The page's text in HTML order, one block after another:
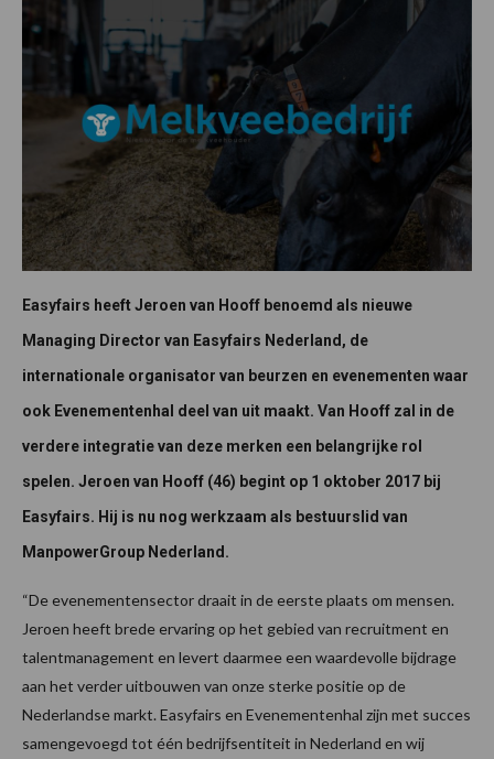
Easyfairs heeft Jeroen van Hooff benoemd als nieuwe
Managing Director van Easyfairs Nederland, de
internationale organisator van beurzen en evenementen waar
ook Evenementenhal deel van uit maakt. Van Hooff zal in de
verdere integratie van deze merken een belangrijke rol
spelen. Jeroen van Hooff (46) begint op 1 oktober 2017 bij
Easyfairs. Hij is nu nog werkzaam als bestuurslid van
ManpowerGroup Nederland.
“De evenementensector draait in de eerste plaats om mensen.
Jeroen heeft brede ervaring op het gebied van recruitment en
talentmanagement en levert daarmee een waardevolle bijdrage
aan het verder uitbouwen van onze sterke positie op de
Nederlandse markt. Easyfairs en Evenementenhal zijn met succes
samengevoegd tot één bedrijfsentiteit in Nederland en wij